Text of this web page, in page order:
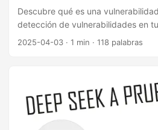
Descubre qué es una
detección de vulnerabilidades en
puedas mejorar la seguridad
vulnerabilidades de NIST, creando
recurso, y automatizando la
con una hoja de cálculo y luego
2025-04-03 · 1 min · 118 palabras